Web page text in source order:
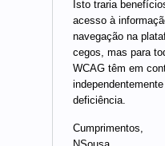
Isto traria
acesso à
navegação na
cegos, mas para
WCAG têm em
deficiência.
Cumprimentos,